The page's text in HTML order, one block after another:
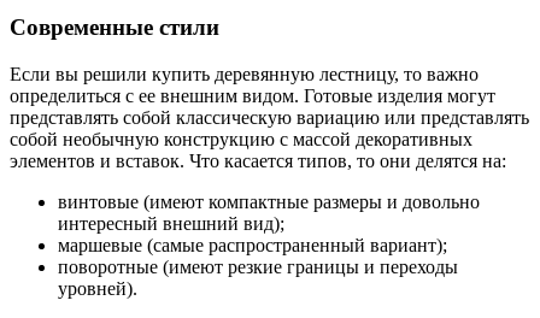
Современные стили
Если вы решили купить деревянную лестницу, то важно
определиться с ее внешним видом. Готовые изделия могут
представлять собой классическую вариацию или представлять
собой необычную конструкцию с массой декоративных
элементов и вставок. Что касается типов, то они делятся на:
винтовые (имеют компактные размеры и довольно
интересный внешний вид);
маршевые (самые распространенный вариант);
поворотные (имеют резкие границы и переходы
уровней).